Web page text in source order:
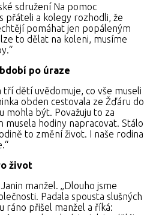
sdružení Na pomoc
přáteli a kolegy rozhodli, že
pomáhat jen popáleným
to dělat na koleni, musíme
po úraze
tří dětí uvědomuje, co vše museli
obden cestovala ze Žďáru do
mohla být. Považuju to za
hodiny napracovat. Stálo
to změní život. I naše rodina
život
manžel. „Dlouho jsme
Padala spousta slušných
ráno přišel manžel a říká: